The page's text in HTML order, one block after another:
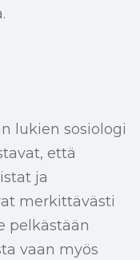
lukien sosiologi
että
ja
merkittävästi
pelkästään
vaan myös